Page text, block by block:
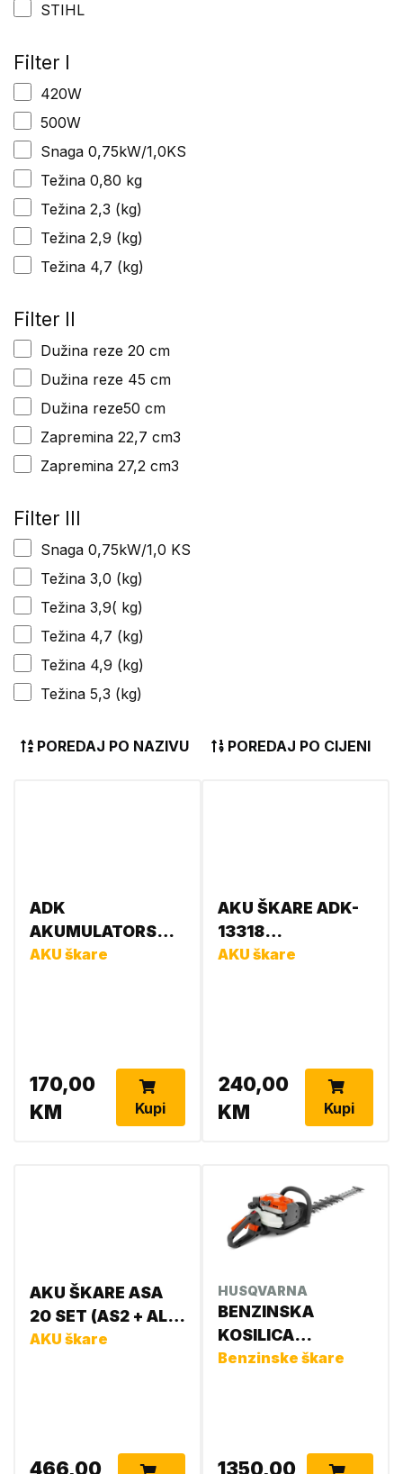
STIHL
Filter I
420W
500W
Snaga 0,75kW/1,0KS
Težina 0,80 kg
Težina 2,3 (kg)
Težina 2,9 (kg)
Težina 4,7 (kg)
Filter II
Dužina reze 20 cm
Dužina reze 45 cm
Dužina reze50 cm
Zapremina 22,7 cm3
Zapremina 27,2 cm3
Filter III
Snaga 0,75kW/1,0 KS
Težina 3,0 (kg)
Težina 3,9( kg)
Težina 4,7 (kg)
Težina 4,9 (kg)
Težina 5,3 (kg)
POREDAJ PO NAZIVU POREDAJ PO CIJENI
ADK
AKUMULATORSKE
ŠKARE ZA
AKU škare
170,00
KM
Kupi
AKU ŠKARE ADK-
13318
3856019133188
AKU škare
240,00
KM
Kupi
AKU ŠKARE ASA
20 SET (AS2 + AL1 )
VA05 011 6210
AKU škare
466,00
HUSQVARNA
BENZINSKA
KOSILICA
967658701
Benzinske škare
1350,00